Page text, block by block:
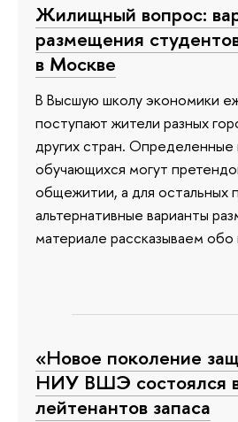
Жилищный вопрос:
размещения
в Москве
В Высшую школу экономики
поступают жители разных
других стран. Определенные
обучающихся могут
общежитии, а для остальных
альтернативные варианты
материале рассказываем
«Новое поколение
НИУ ВШЭ состоялся
лейтенантов запаса